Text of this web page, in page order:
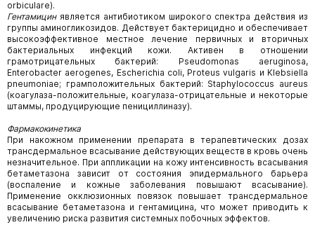
orbiculare).
Гентамицинявляется антибиотиком широкого спектра действия из
группы аминогликозидов. Действует бактерицидно и обеспечивает
высокоэффективное местное лечение первичных и вторичных
бактериальных инфекций кожи. Активен в отношении
грамотрицательных бактерий: Pseudomonas aeruginosa,
Enterobacter aerogenes, Escherichia coli, Proteus vulgaris и Klebsiella
pneumoniae; грамположительных бактерий: Staphylococcus aureus
(коагулаза-положительные, коагулаза-отрицательные и некоторые
штаммы, продуцирующие пенициллиназу).
Фармакокинетика
При накожном применении препарата в терапевтических дозах
трансдермальное всасывание действующих веществ в кровь очень
незначительное. При аппликации на кожу интенсивность всасывания
бетаметазона зависит от состояния эпидермального барьера
(воспаление и кожные заболевания повышают всасывание).
Применение окклюзионных повязок повышает трансдермальное
всасывание бетаметазона и гентамицина, что может приводить к
увеличению риска развития системных побочных эффектов.